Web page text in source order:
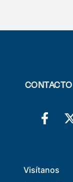
CONTACTO
Visítanos